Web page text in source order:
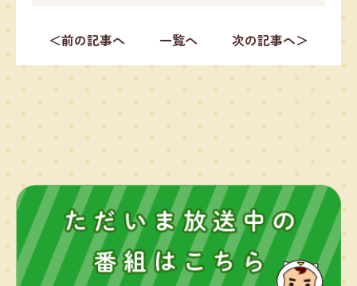
＜前の記事へ 一覧へ 次の記事へ＞